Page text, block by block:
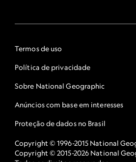
Termos de uso
Política de privacidade
Sobre National Geographic
Anúncios com base em interesses
Proteção de dados no Brasil
Copyright © 1996-2015 National
Copyright © 2015-2026 National